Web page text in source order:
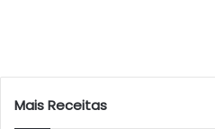
Mais Receitas